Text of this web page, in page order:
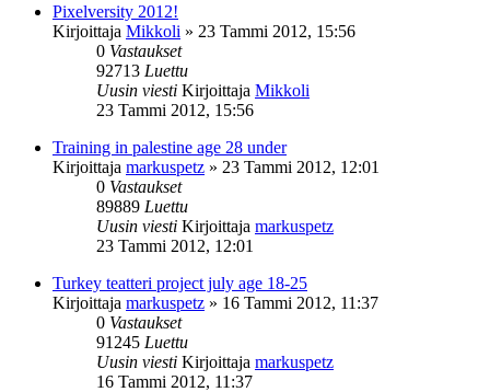
Pixelversity 2012!
Kirjoittaja Mikkoli » 23 Tammi 2012, 15:56
0 Vastaukset
92713 Luettu
Uusin viesti Kirjoittaja Mikkoli
23 Tammi 2012, 15:56
Training in palestine age 28 under
Kirjoittaja markuspetz » 23 Tammi 2012, 12:01
0 Vastaukset
89889 Luettu
Uusin viesti Kirjoittaja markuspetz
23 Tammi 2012, 12:01
Turkey teatteri project july age 18-25
Kirjoittaja markuspetz » 16 Tammi 2012, 11:37
0 Vastaukset
91245 Luettu
Uusin viesti Kirjoittaja markuspetz
16 Tammi 2012, 11:37